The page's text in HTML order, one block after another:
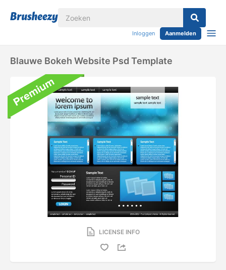
Inloggen Aanmelden
Blauwe Bokeh Website Psd Template
LICENSE INFO